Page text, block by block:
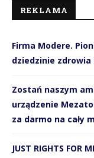
REKLAMA
Firma Modere.
dziedzinie
Zostań naszym
urządzenie
za darmo na cały
JUST RIGHTS FOR